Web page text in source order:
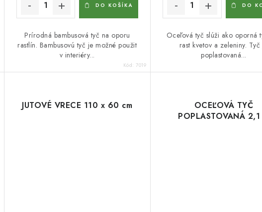
DO KOŠÍKA
Prírodná bambusová tyč na oporu
rastlín. Bambusovú tyč je možné použit
v interiéry...
Kód: 7019
DO
Oceľová tyč slúži ako oporná
rast kvetov a zeleniny. Tyč
poplastovaná...
JUTOVÉ VRECE 110 x 60 cm
OCEĽOVÁ TYČ
POPLASTOVANÁ 2,1